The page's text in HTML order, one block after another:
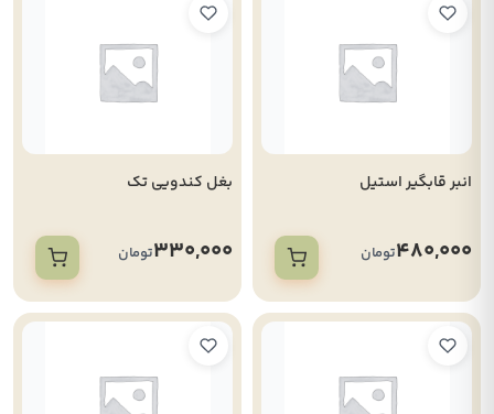
انبر قابگیر استیل
480,000تومان
بغل کندویی تک
330,000تومان